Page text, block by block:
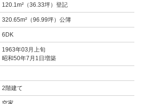
120.1m²（36.33坪）登記
320.65m²（96.99坪）公簿
6DK
1963年03月上旬
昭和50年7月1日増築
2階建て